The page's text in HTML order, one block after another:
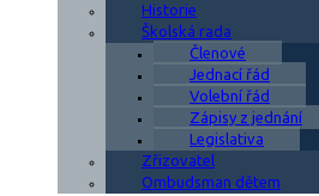
Historie
Školská rada
Členové
Jednací řád
Volební řád
Zápisy z jednání
Legislativa
Zřizovatel
Ombudsman dětem